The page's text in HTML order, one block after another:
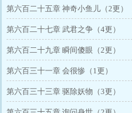
第六百二十五章 神奇小鱼儿（2更）
第六百二十七章 武君之争（4更）
第六百二十九章 瞬间傻眼（2更）
第六百三十一章 会很惨（1更）
第六百三十三章 驱除妖物（3更）